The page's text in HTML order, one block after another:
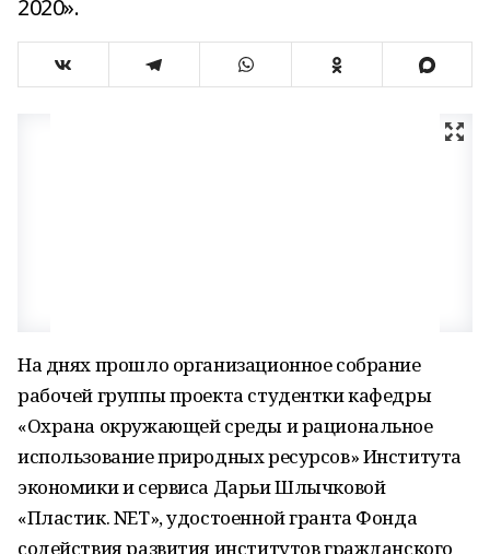
2020».
На днях прошло организационное собрание
рабочей группы проекта студентки кафедры
«Охрана окружающей среды и рациональное
использование природных ресурсов» Института
экономики и сервиса Дарьи Шлычковой
«Пластик. NET», удостоенной гранта Фонда
содействия развития институтов гражданского